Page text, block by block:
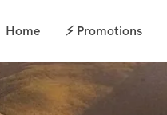
Home ⚡ Promotions